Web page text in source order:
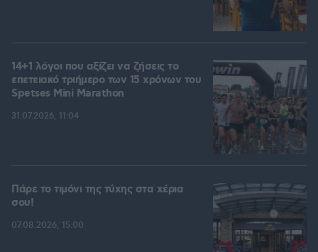
14+1 λόγοι που αξίζει να ζήσεις το
επετειακό τριήμερο των 15 χρόνων του
Spetses Mini Marathon
31.07.2026, 11:04
Πάρε το τιμόνι της τύχης στα χέρια
σου!
07.08.2026, 15:00